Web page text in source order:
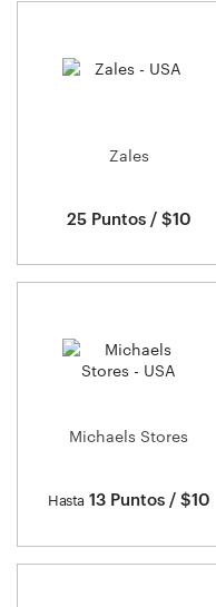
Zales
25 Puntos / $10
Michaels Stores
Hasta 13 Puntos / $10